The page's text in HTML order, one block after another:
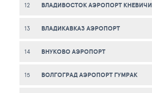
12 ВЛАДИВОСТОК АЭРОПОРТ КНЕВИЧИ
13 ВЛАДИКАВКАЗ АЭРОПОРТ
14 ВНУКОВО АЭРОПОРТ
15 ВОЛГОГРАД АЭРОПОРТ ГУМРАК